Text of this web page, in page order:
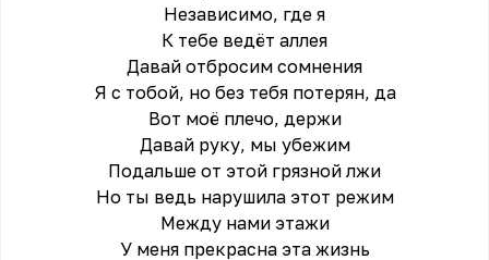
Независимо, где я
К тебе ведёт аллея
Давай отбросим сомнения
Я с тобой, но без тебя потерян, да
Вот моё плечо, держи
Давай руку, мы убежим
Подальше от этой грязной лжи
Но ты ведь нарушила этот режим
Между нами этажи
У меня прекрасна эта жизнь